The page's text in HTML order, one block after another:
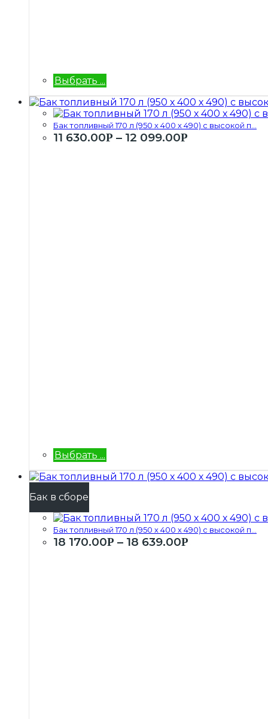
Выбрать ...
Бак топливный 170 л (950 х 400 х 490) с высокой п...
11 630.00Р – 12 099.00Р
Выбрать ...
Бак в сборе
Бак топливный 170 л (950 х 400 х 490) с высокой п...
18 170.00Р – 18 639.00Р